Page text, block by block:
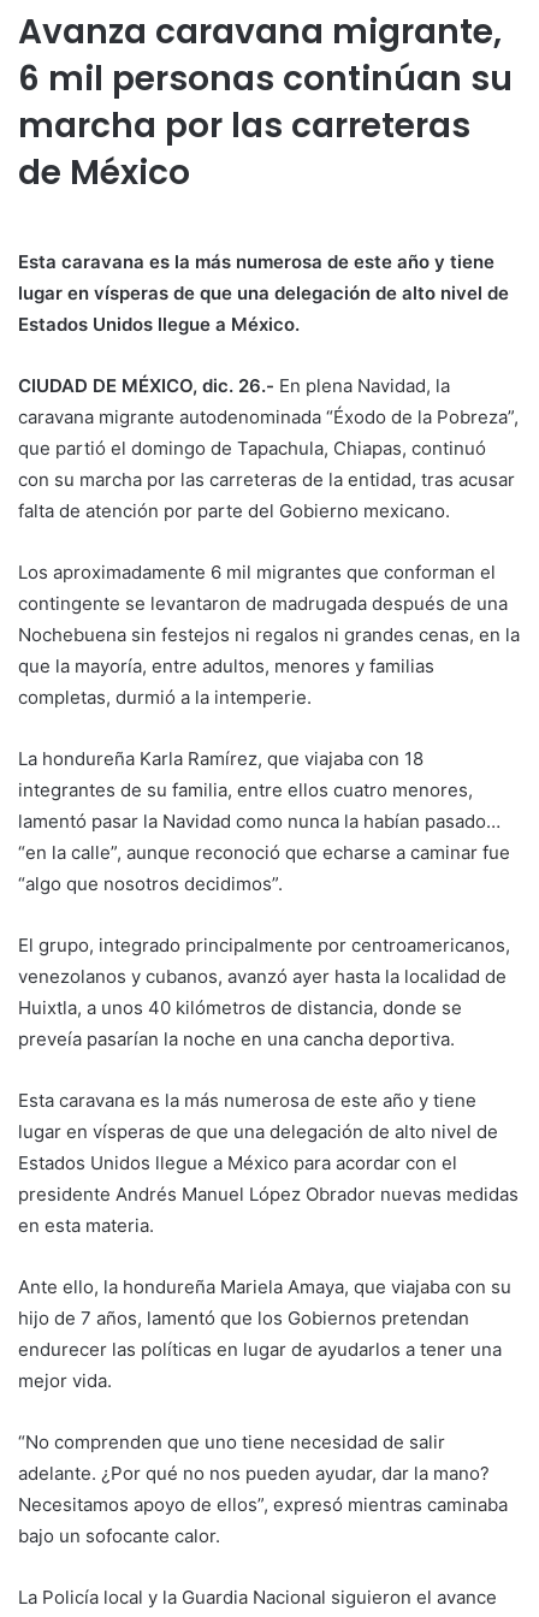
Avanza caravana migrante,
6 mil personas continúan su
marcha por las carreteras
de México
Esta caravana es la más numerosa de este año y tiene
lugar en vísperas de que una delegación de alto nivel de
Estados Unidos llegue a México.
CIUDAD DE MÉXICO, dic. 26.- En plena Navidad, la
caravana migrante autodenominada “Éxodo de la Pobreza”,
que partió el domingo de Tapachula, Chiapas, continuó
con su marcha por las carreteras de la entidad, tras acusar
falta de atención por parte del Gobierno mexicano.
Los aproximadamente 6 mil migrantes que conforman el
contingente se levantaron de madrugada después de una
Nochebuena sin festejos ni regalos ni grandes cenas, en la
que la mayoría, entre adultos, menores y familias
completas, durmió a la intemperie.
La hondureña Karla Ramírez, que viajaba con 18
integrantes de su familia, entre ellos cuatro menores,
lamentó pasar la Navidad como nunca la habían pasado…
“en la calle”, aunque reconoció que echarse a caminar fue
“algo que nosotros decidimos”.
El grupo, integrado principalmente por centroamericanos,
venezolanos y cubanos, avanzó ayer hasta la localidad de
Huixtla, a unos 40 kilómetros de distancia, donde se
preveía pasarían la noche en una cancha deportiva.
Esta caravana es la más numerosa de este año y tiene
lugar en vísperas de que una delegación de alto nivel de
Estados Unidos llegue a México para acordar con el
presidente Andrés Manuel López Obrador nuevas medidas
en esta materia.
Ante ello, la hondureña Mariela Amaya, que viajaba con su
hijo de 7 años, lamentó que los Gobiernos pretendan
endurecer las políticas en lugar de ayudarlos a tener una
mejor vida.
“No comprenden que uno tiene necesidad de salir
adelante. ¿Por qué no nos pueden ayudar, dar la mano?
Necesitamos apoyo de ellos”, expresó mientras caminaba
bajo un sofocante calor.
La Policía local y la Guardia Nacional siguieron el avance